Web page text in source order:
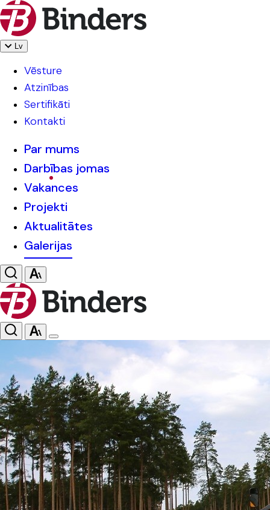
Lv
Vēsture
Atzinības
Sertifikāti
Kontakti
Par mums
Darbības jomas
Vakances
Projekti
Aktualitātes
Galerijas